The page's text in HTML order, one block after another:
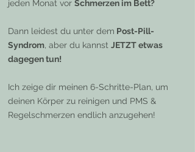
jeden Monat vor Schmerzen im Bett?
Dann leidest du unter dem Post-Pill-
Syndrom, aber du kannst JETZT etwas
dagegen tun!
Ich zeige dir meinen 6-Schritte-Plan, um
deinen Körper zu reinigen und PMS &
Regelschmerzen endlich anzugehen!